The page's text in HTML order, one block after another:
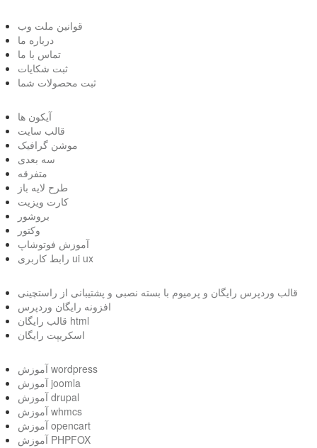
قوانین ملت وب
درباره ما
تماس با ما
ثبت شکایات
ثبت محصولات شما
آیکون ها
قالب سایت
موشن گرافیک
سه بعدی
متفرقه
طرح لایه باز
کارت ویزیت
بروشور
وکتور
آموزش فوتوشاپ
رابط کاربری ui ux
قالب وردپرس رایگان و پرمیوم با بسته نصبی و پشتیبانی از راستچینی
افزونه رایگان وردپرس
قالب رایگان html
اسکریپت رایگان
آموزش wordpress
آموزش joomla
آموزش drupal
آموزش whmcs
آموزش opencart
آموزش PHPFOX